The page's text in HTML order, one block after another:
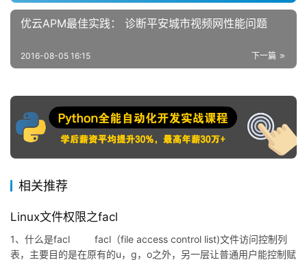
优云APM最佳实践： 诊断平安城市视频网性能问题
下一篇
2016-08-05 16:15
相关推荐
Linux文件权限之facl
1、什么是facl facl（file access control list)文件访问控制列
表，主要目的是在原有的u，g，o之外，另一层让普通用户能控制赋